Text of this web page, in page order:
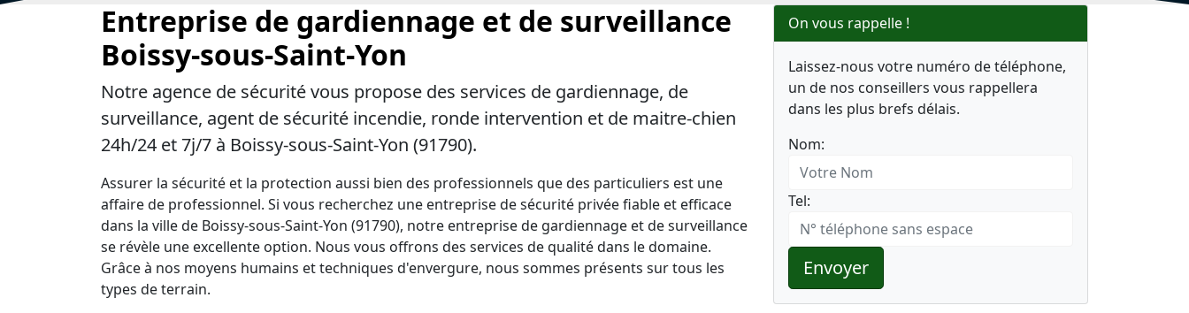
Entreprise de gardiennage et de surveillance
Boissy-sous-Saint-Yon
Notre agence de sécurité vous propose des services de gardiennage, de
surveillance, agent de sécurité incendie, ronde intervention et de maitre-chien
24h/24 et 7j/7 à Boissy-sous-Saint-Yon (91790).
Assurer la sécurité et la protection aussi bien des professionnels que des particuliers est une
affaire de professionnel. Si vous recherchez une entreprise de sécurité privée fiable et efficace
dans la ville de Boissy-sous-Saint-Yon (91790), notre entreprise de gardiennage et de surveillance
se révèle une excellente option. Nous vous offrons des services de qualité dans le domaine.
Grâce à nos moyens humains et techniques d'envergure, nous sommes présents sur tous les
types de terrain.
On vous rappelle !
Laissez-nous votre numéro de téléphone,
un de nos conseillers vous rappellera
dans les plus brefs délais.
Nom:
Tel:
Envoyer